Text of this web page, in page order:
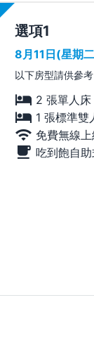
選項
8月11日(星期
以下房型請供參
2 張單人床
1 張標準雙
免費無線上
吃到飽自